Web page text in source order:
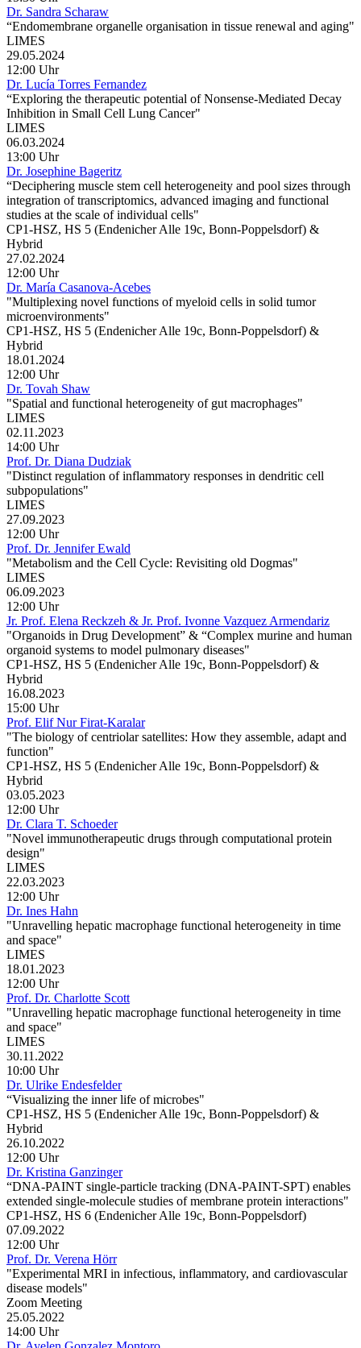
Dr. Sandra Scharaw
“Endomembrane organelle organisation in tissue renewal and aging"
LIMES
29.05.2024
12:00 Uhr
Dr. Lucía Torres Fernandez
“Exploring the therapeutic potential of Nonsense-Mediated Decay
Inhibition in Small Cell Lung Cancer"
LIMES
06.03.2024
13:00 Uhr
Dr. Josephine Bageritz
“Deciphering muscle stem cell heterogeneity and pool sizes through
integration of transcriptomics, advanced imaging and functional
studies at the scale of individual cells"
CP1-HSZ, HS 5 (Endenicher Alle 19c, Bonn-Poppelsdorf) &
Hybrid
27.02.2024
12:00 Uhr
Dr. María Casanova-Acebes
"Multiplexing novel functions of myeloid cells in solid tumor
microenvironments"
CP1-HSZ, HS 5 (Endenicher Alle 19c, Bonn-Poppelsdorf) &
Hybrid
18.01.2024
12:00 Uhr
Dr. Tovah Shaw
"Spatial and functional heterogeneity of gut macrophages"
LIMES
02.11.2023
14:00 Uhr
Prof. Dr. Diana Dudziak
"Distinct regulation of inflammatory responses in dendritic cell
subpopulations"
LIMES
27.09.2023
12:00 Uhr
Prof. Dr. Jennifer Ewald
"Metabolism and the Cell Cycle: Revisiting old Dogmas"
LIMES
06.09.2023
12:00 Uhr
Jr. Prof. Elena Reckzeh & Jr. Prof. Ivonne Vazquez Armendariz
"Organoids in Drug Development” & “Complex murine and human
organoid systems to model pulmonary diseases"
CP1-HSZ, HS 5 (Endenicher Alle 19c, Bonn-Poppelsdorf) &
Hybrid
16.08.2023
15:00 Uhr
Prof. Elif Nur Firat-Karalar
"The biology of centriolar satellites: How they assemble, adapt and
function"
CP1-HSZ, HS 5 (Endenicher Alle 19c, Bonn-Poppelsdorf) &
Hybrid
03.05.2023
12:00 Uhr
Dr. Clara T. Schoeder
"Novel immunotherapeutic drugs through computational protein
design"
LIMES
22.03.2023
12:00 Uhr
Dr. Ines Hahn
"Unravelling hepatic macrophage functional heterogeneity in time
and space"
LIMES
18.01.2023
12:00 Uhr
Prof. Dr. Charlotte Scott
"Unravelling hepatic macrophage functional heterogeneity in time
and space"
LIMES
30.11.2022
10:00 Uhr
Dr. Ulrike Endesfelder
“Visualizing the inner life of microbes"
CP1-HSZ, HS 5 (Endenicher Alle 19c, Bonn-Poppelsdorf) &
Hybrid
26.10.2022
12:00 Uhr
Dr. Kristina Ganzinger
“DNA-PAINT single-particle tracking (DNA-PAINT-SPT) enables
extended single-molecule studies of membrane protein interactions"
CP1-HSZ, HS 6 (Endenicher Alle 19c, Bonn-Poppelsdorf)
07.09.2022
12:00 Uhr
Prof. Dr. Verena Hörr
"Experimental MRI in infectious, inflammatory, and cardiovascular
disease models"
Zoom Meeting
25.05.2022
14:00 Uhr